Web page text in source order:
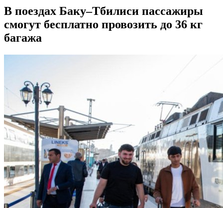
В поездах Баку–Тбилиси пассажиры
смогут бесплатно провозить до 36 кг
багажа